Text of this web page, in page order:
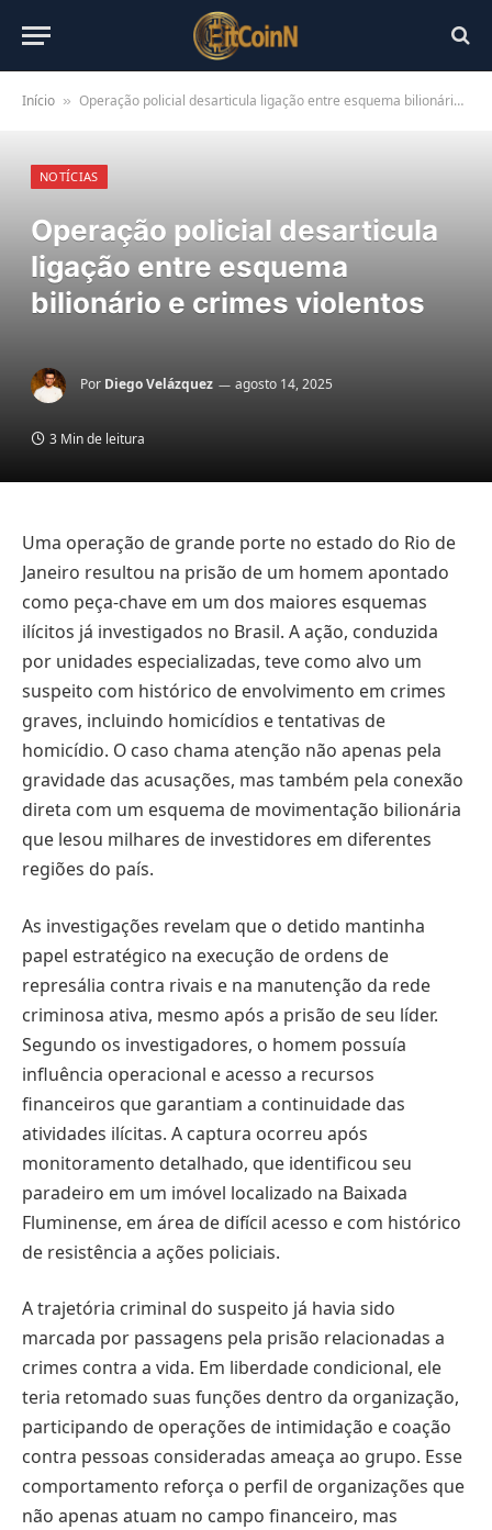
Início » Operação policial desarticula ligação entre esquema bilionário e crimes violentos
NOTÍCIAS
Operação policial desarticula
ligação entre esquema
bilionário e crimes violentos
Por Diego Velázquez agosto 14, 2025
3 Min de leitura
Uma operação de grande porte no estado do Rio de
Janeiro resultou na prisão de um homem apontado
como peça-chave em um dos maiores esquemas
ilícitos já investigados no Brasil. A ação, conduzida
por unidades especializadas, teve como alvo um
suspeito com histórico de envolvimento em crimes
graves, incluindo homicídios e tentativas de
homicídio. O caso chama atenção não apenas pela
gravidade das acusações, mas também pela conexão
direta com um esquema de movimentação bilionária
que lesou milhares de investidores em diferentes
regiões do país.
As investigações revelam que o detido mantinha
papel estratégico na execução de ordens de
represália contra rivais e na manutenção da rede
criminosa ativa, mesmo após a prisão de seu líder.
Segundo os investigadores, o homem possuía
influência operacional e acesso a recursos
financeiros que garantiam a continuidade das
atividades ilícitas. A captura ocorreu após
monitoramento detalhado, que identificou seu
paradeiro em um imóvel localizado na Baixada
Fluminense, em área de difícil acesso e com histórico
de resistência a ações policiais.
A trajetória criminal do suspeito já havia sido
marcada por passagens pela prisão relacionadas a
crimes contra a vida. Em liberdade condicional, ele
teria retomado suas funções dentro da organização,
participando de operações de intimidação e coação
contra pessoas consideradas ameaça ao grupo. Esse
comportamento reforça o perfil de organizações que
não apenas atuam no campo financeiro, mas